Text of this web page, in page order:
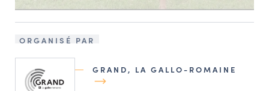
ORGANISÉ PAR
GRAND, LA GALLO-ROMAINE